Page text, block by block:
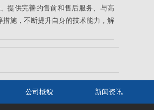
提供完善的售前和售后服务、与高
施，不断提升自身的技术能力，解
公司概貌 新闻资讯